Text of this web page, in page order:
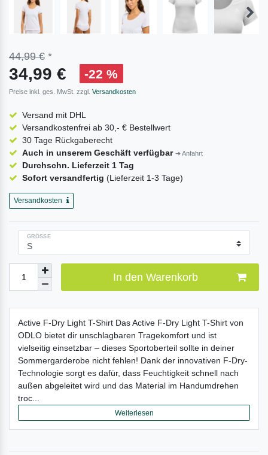
44,99 € *
34,99 € -22 %
Preise inkl. ges. MwSt. zzgl. Versandkosten
Versand mit DHL
Versandkostenfrei ab 30,- € Bestellwert
30 Tage Rückgaberecht
Auch in unserem Geschäft verfügbar ➔ Anfahrt
Durchschn. Lieferzeit 1 Tag
Sofort versandfertig (Lieferzeit 1-3 Tage)
Versandkosten
GRÖSSE
In den Warenkorb
Active F-Dry Light T-Shirt Das Active F-Dry Light T-Shirt von
ODLO bietet dir unschlagbaren Tragekomfort und ist
vielseitig einsetzbar – dieses Sportoberteil sollte in deiner
Sommergarderobe nicht fehlen! Dank der innovativen F-Dry-
Technologie sorgt es dafür, dass Feuchtigkeit schnell nach
außen abgeleitet wird und das Material im Handumdrehen
troc...
Weiterlesen